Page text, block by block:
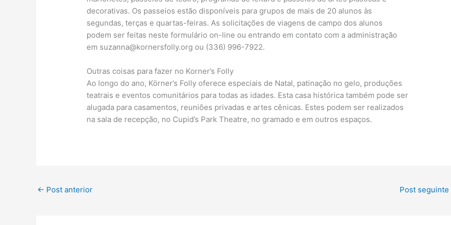
decorativas. Os passeios estão disponíveis para grupos de mais de 20 alunos às
segundas, terças e quartas-feiras. As solicitações de viagens de campo dos alunos
podem ser feitas neste formulário on-line ou entrando em contato com a administração
em suzanna@kornersfolly.org ou (336) 996-7922.
Outras coisas para fazer no Korner’s Folly
Ao longo do ano, Körner’s Folly oferece especiais de Natal, patinação no gelo, produções
teatrais e eventos comunitários para todas as idades. Esta casa histórica também pode ser
alugada para casamentos, reuniões privadas e artes cênicas. Estes podem ser realizados
na sala de recepção, no Cupid’s Park Theatre, no gramado e em outros espaços.
← Post anterior Post seguinte